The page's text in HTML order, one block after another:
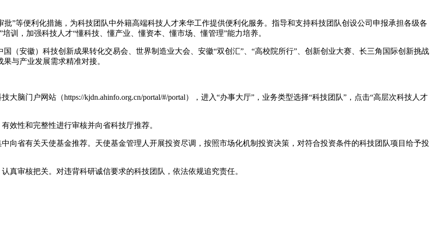
批”等便利化措施，为科技团队中外籍高端科技人才来华工作提供便利化服务。指导和支持科技团队创设公司申报承担各级各
训，加强科技人才“懂科技、懂产业、懂资本、懂市场、懂管理”能力培养。
（安徽）科技创新成果转化交易会、世界制造业大会、安徽“双创汇”、“高校院所行”、创新创业大赛、长三角国际创新挑战
与产业发展需求精准对接。
脑门户网站（https://kjdn.ahinfo.org.cn/portal/#/portal），进入“办事大厅”，业务类型选择“科技团队”，点击“高层次科技人才
效性和完整性进行审核并向省科技厅推荐。
向省有关天使基金推荐。天使基金管理人开展投资尽调，按照市场化机制投资决策，对符合投资条件的科技团队项目给予投
真审核把关。对违背科研诚信要求的科技团队，依法依规追究责任。